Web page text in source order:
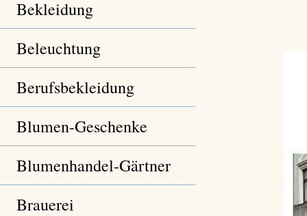
Bekleidung
Beleuchtung
Berufsbekleidung
Blumen-Geschenke
Blumenhandel-Gärtner
Brauerei